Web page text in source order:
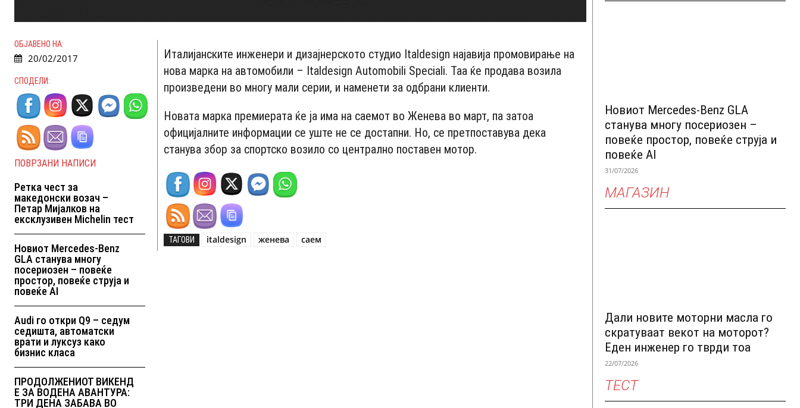
ОБЈАВЕНО НА:
20/02/2017
СПОДЕЛИ:
ПОВРЗАНИ НАПИСИ
Ретка чест за
македонски возач –
Петар Мијалков на
ексклузивен Michelin тест
Новиот Mercedes-Benz
GLA станува многу
посериозен – повеќе
простор, повеќе струја и
повеќе AI
Audi го откри Q9 – седум
седишта, автоматски
врати и луксуз како
бизнис класа
ПРОДОЛЖЕНИОТ ВИКЕНД
Е ЗА ВОДЕНА АВАНТУРА:
ТРИ ДЕНА ЗАБАВА ВО
Италијанските инженери и дизајнерското студио Italdesign најавија промовирање на
нова марка на автомобили – Italdesign Automobili Speciali. Таа ќе продава возила
произведени во многу мали серии, и наменети за одбрани клиенти.
Новата марка премиерата ќе ја има на саемот во Женева во март, па затоа
официјалните информации се уште не се достапни. Но, се претпоставува дека
станува збор за спортско возило со централно поставен мотор.
ТАГОВИ italdesign женева саем
Новиот Mercedes-Benz GLA
станува многу посериозен –
повеќе простор, повеќе струја и
повеќе AI
31/07/2026
МАГАЗИН
Дали новите моторни масла го
скратуваат векот на моторот?
Еден инженер го тврди тоа
22/07/2026
ТЕСТ